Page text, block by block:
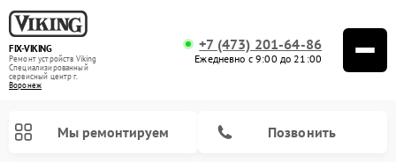
FIX-VIKING
Ремонт устройств Viking
Специализированный
cервисный центр г.
Воронеж
+7 (473) 201-64-86
Ежедневно с 9:00 до 21:00
Мы ремонтируем Позвонить